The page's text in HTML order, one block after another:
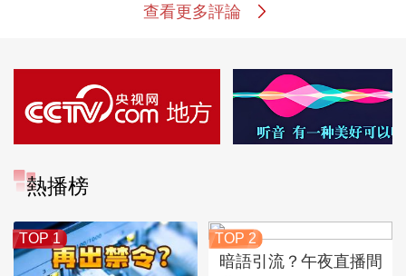
查看更多評論
熱播榜
TOP 1 TOP 2
暗語引流？午夜直播間